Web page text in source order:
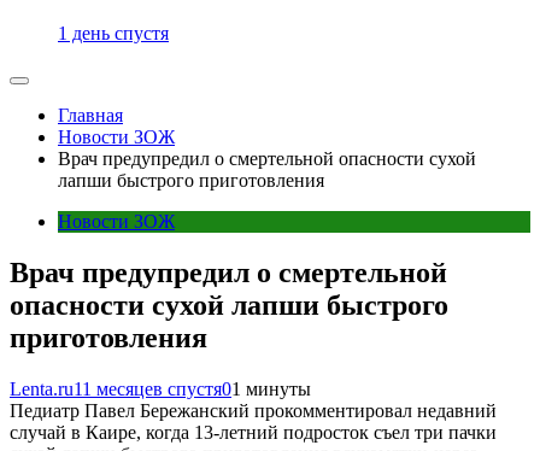
1 день спустя
Главная
Новости ЗОЖ
Врач предупредил о смертельной опасности сухой
лапши быстрого приготовления
Новости ЗОЖ
Врач предупредил о смертельной
опасности сухой лапши быстрого
приготовления
Lenta.ru11 месяцев спустя01 минуты
Педиатр Павел Бережанский прокомментировал недавний
случай в Каире, когда 13-летний подросток съел три пачки